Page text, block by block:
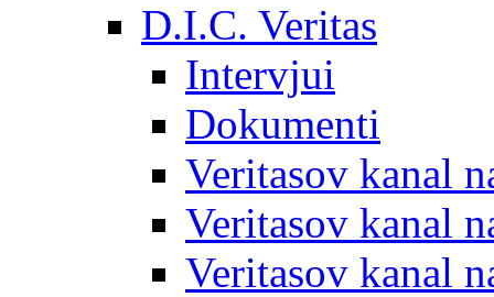
D.I.C. Veritas
Intervjui
Dokumenti
Veritasov kanal
Veritasov kanal
Veritasov kanal